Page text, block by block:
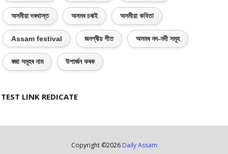
অসমীয়া দৰখাস্ত অসমৰ চৰাই অসমীয়া কবিতা
Assam festival জনপ্ৰীয় গীত অসমৰ নদ-নদী সমূহ
ৰজা সমূহৰ নাম উপাৰ্জন কৰক
TEST LINK REDICATE
Copyright ©2026 Daily Assam